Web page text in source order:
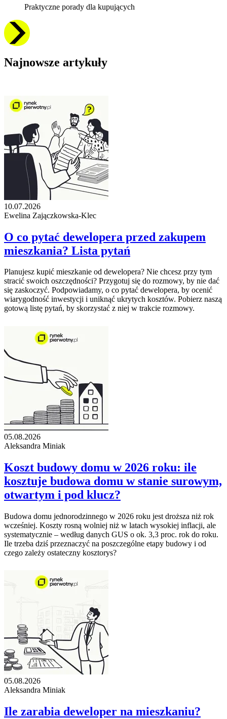
Praktyczne porady dla kupujących
Najnowsze artykuły
10.07.2026
Ewelina Zajączkowska-Klec
O co pytać dewelopera przed zakupem
mieszkania? Lista pytań
Planujesz kupić mieszkanie od dewelopera? Nie chcesz przy tym
stracić swoich oszczędności? Przygotuj się do rozmowy, by nie dać
się zaskoczyć. Podpowiadamy, o co pytać dewelopera, by ocenić
wiarygodność inwestycji i uniknąć ukrytych kosztów. Pobierz naszą
gotową listę pytań, by skorzystać z niej w trakcie rozmowy.
05.08.2026
Aleksandra Miniak
Koszt budowy domu w 2026 roku: ile
kosztuje budowa domu w stanie surowym,
otwartym i pod klucz?
Budowa domu jednorodzinnego w 2026 roku jest droższa niż rok
wcześniej. Koszty rosną wolniej niż w latach wysokiej inflacji, ale
systematycznie – według danych GUS o ok. 3,3 proc. rok do roku.
Ile trzeba dziś przeznaczyć na poszczególne etapy budowy i od
czego zależy ostateczny kosztorys?
05.08.2026
Aleksandra Miniak
Ile zarabia deweloper na mieszkaniu?